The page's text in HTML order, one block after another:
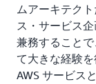
ムアーキテク
ス・サービス
兼務すること
て大きな経験
AWS サービス